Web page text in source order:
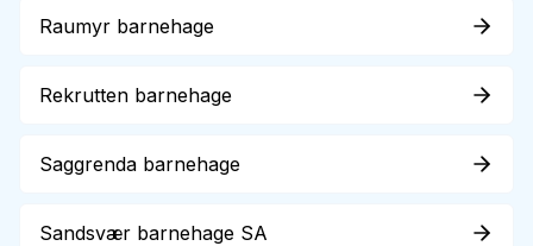
Raumyr barnehage
Rekrutten barnehage
Saggrenda barnehage
Sandsvær barnehage SA